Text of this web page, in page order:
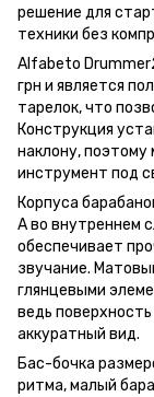
решение для
техники без
Alfabeto
грн и является
тарелок, что
Конструкция
наклону,
инструмент под
Корпуса
А во внутреннем
обеспечивает
звучание.
глянцевыми
ведь
аккуратный вид.
Бас-бочка
ритма, малый